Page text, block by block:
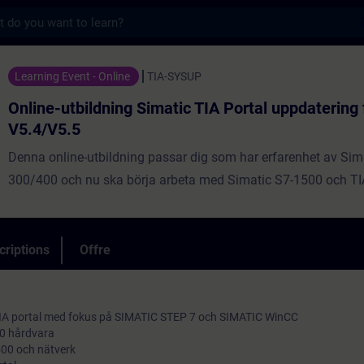
Simatic TIA Portal uppdatering
Learning Event - Online TIA-SYSUP
Online-utbildning Simatic TIA Portal uppdatering
V5.4/V5.5
Denna online-utbildning passar dig som har erfarenhet av
300/400 och nu ska börja arbeta med Simatic S7-1500 och
Offre
portal med fokus på SIMATIC STEP 7 och SIMATIC WinCC
hårdvara
och nätverk